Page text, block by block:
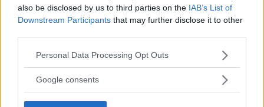
also be disclosed by us to third parties on the IAB’s List of
Downstream Participants that may further disclose it to other
Please note that this website/app uses one or more Google
not limited to your visit or usage behaviour. You may click to
use your data for below specified purposes in below Google
Personal Data Processing Opt Outs
Google consents
Reglerna skärps
Många bilannonserinnehåller även texten ”reservation
för felskrivning” och ”säljes i befintligt skick”. Rent rättsligt
är dessa formuleringar relativt verkningslösa redan i dag.
Den nya konsumentköplagen skärper reglerna ytterligare.
Köparen kan få rätt om bilen avviker från avtalet eller från